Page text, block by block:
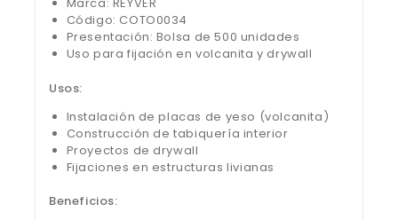
Código: COTO0034
Presentación: Bolsa de 500 unidades
Uso para fijación en volcanita y drywall
Usos:
Instalación de placas de yeso (volcanita)
Construcción de tabiquería interior
Proyectos de drywall
Fijaciones en estructuras livianas
Beneficios: